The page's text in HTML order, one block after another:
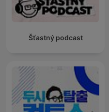
Šťastný podcast